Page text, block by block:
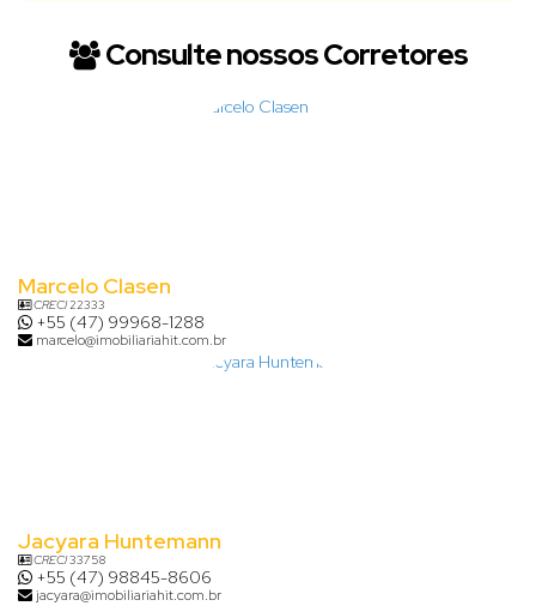
Consulte nossos Corretores
Marcelo Clasen
CRECI22333
+55 (47) 99968-1288
marcelo@imobiliariahit.com.br
Jacyara Huntemann
CRECI33758
+55 (47) 98845-8606
jacyara@imobiliariahit.com.br